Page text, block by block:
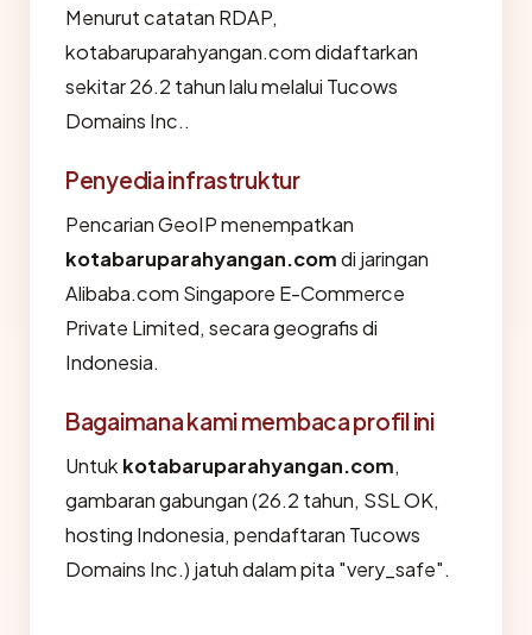
Menurut catatan RDAP,
kotabaruparahyangan.com didaftarkan
sekitar 26.2 tahun lalu melalui Tucows
Domains Inc..
Penyedia infrastruktur
Pencarian GeoIP menempatkan
kotabaruparahyangan.comdi jaringan
Alibaba.com Singapore E-Commerce
Private Limited, secara geografis di
Indonesia.
Bagaimana kami membaca profil ini
Untuk kotabaruparahyangan.com,
gambaran gabungan (26.2 tahun, SSL OK,
hosting Indonesia, pendaftaran Tucows
Domains Inc.) jatuh dalam pita "very_safe".